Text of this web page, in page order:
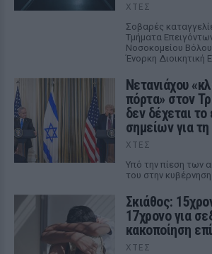
ΧΤΕΣ
Σοβαρές
Τμήματα
Νοσοκομείου
Ένορκη Διοικητική
Νετανιάχου
πόρτα» στον
δεν δέχεται
σημείων για τη
ΧΤΕΣ
Υπό την πίεση των
του στην κυβέρνηση
Σκιάθος:
17χρονο για
κακοποίηση
ΧΤΕΣ